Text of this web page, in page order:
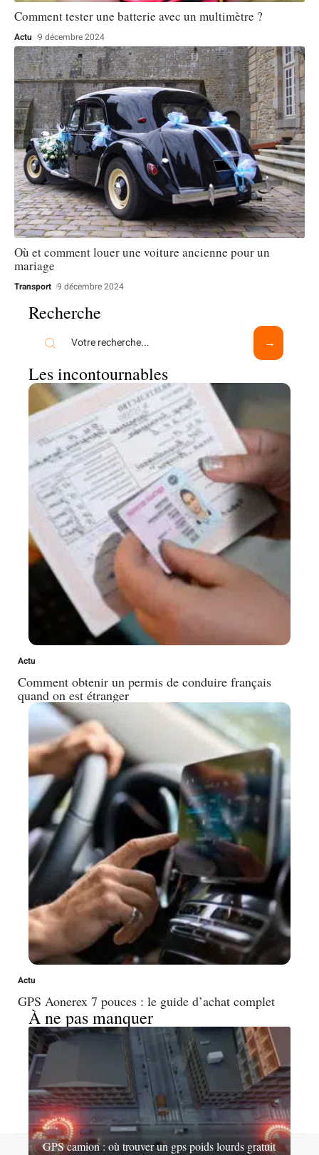
Comment tester une batterie avec un multimètre ?
Actu 9 décembre 2024
Où et comment louer une voiture ancienne pour un
mariage
Transport 9 décembre 2024
Recherche
Les incontournables
Actu
Comment obtenir un permis de conduire français
quand on est étranger
Actu
GPS Aonerex 7 pouces : le guide d’achat complet
À ne pas manquer
GPS camion : où trouver un gps poids lourds gratuit